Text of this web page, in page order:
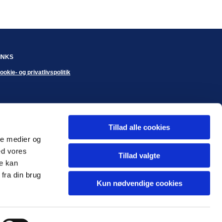
medier og
vores
kan
din brug
Tillad alle cookies
Tillad valgte
Kun nødvendige cookies
og privatlivspolitik